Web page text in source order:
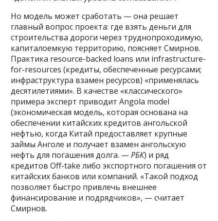
Но модель может сработать — она решает
главный вопрос проекта: где взять деньги для
строительства дороги через труднопроходимую,
капиталоемкую территорию, поясняет Смирнов.
Практика resource-backed loans или infrastructure-
for-resources (кредиты, обеспеченные ресурсами;
инфраструктура взамен ресурсов) «применялась
десятилетиями». В качестве «классического»
примера эксперт приводит Angola model
(экономическая модель, которая основана на
обеспечении китайских кредитов ангольской
нефтью, когда Китай предоставляет крупные
займы Анголе и получает взамен ангольскую
нефть для погашения долга. —РБК) и ряд
кредитов Оff-take либо экспортного погашения от
китайских банков или компаний. «Такой подход
позволяет быстро привлечь внешнее
финансирование и подрядчиков», — считает
Смирнов.